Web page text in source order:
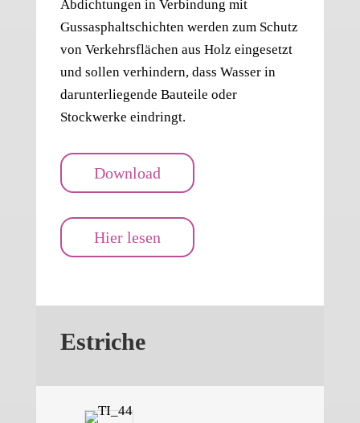
Abdichtungen in Verbindung mit
Gussasphaltschichten werden zum Schutz
von Verkehrsflächen aus Holz eingesetzt
und sollen verhindern, dass Wasser in
darunterliegende Bauteile oder
Stockwerke eindringt.
Download
Hier lesen
Estriche